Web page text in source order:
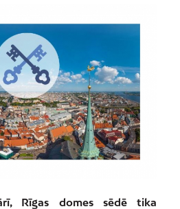
Rīgas domes sēdē tika